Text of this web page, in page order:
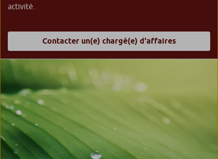
activité.
Contacter un(e) chargé(e) d'affaires